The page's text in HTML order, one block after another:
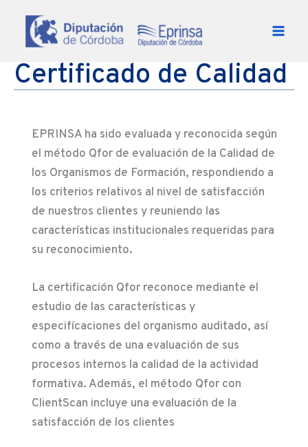
Certificado de Calidad
EPRINSA ha sido evaluada y reconocida según
el método Qfor de evaluación de la Calidad de
los Organismos de Formación, respondiendo a
los criterios relativos al nivel de satisfacción
de nuestros clientes y reuniendo las
características institucionales requeridas para
su reconocimiento.
La certificación Qfor reconoce mediante el
estudio de las características y
especifícaciones del organismo auditado, así
como a través de una evaluación de sus
procesos internos la calidad de la actividad
formativa. Además, el método Qfor con
ClientScan incluye una evaluación de la
satisfacción de los clientes